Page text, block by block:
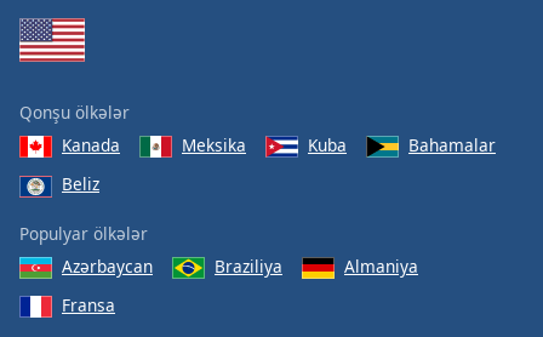
Qonşu ölkələr
Kanada
Meksika Kuba
Bahamalar
Beliz
Populyar ölkələr
Azərbaycan
Braziliya
Almaniya
Fransa